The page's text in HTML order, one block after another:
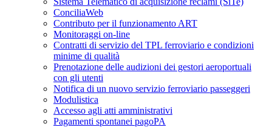
ConciliaWeb
Contributo per il funzionamento ART
Monitoraggi on-line
Contratti di servizio del TPL ferroviario e condizioni
minime di qualità
Prenotazione delle audizioni dei gestori aeroportuali
con gli utenti
Notifica di un nuovo servizio ferroviario passeggeri
Modulistica
Accesso agli atti amministrativi
Pagamenti spontanei pagoPA